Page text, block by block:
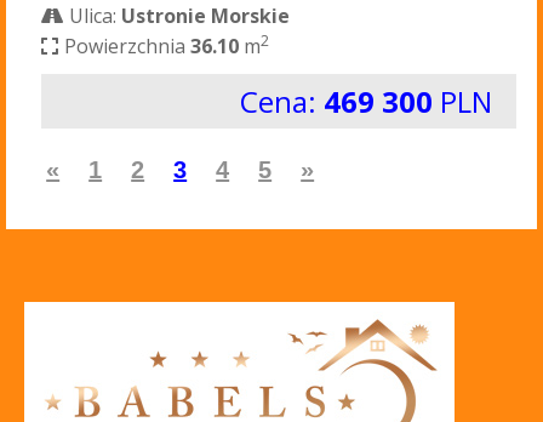
Ulica: Ustronie Morskie
Powierzchnia36.10 m2
Cena: 469 300 PLN
« 1 2 3 4 5 »